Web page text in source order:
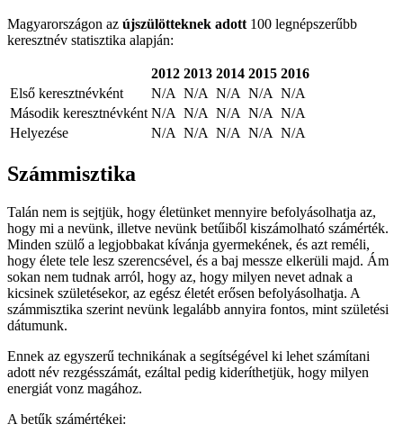
Magyarországon az újszülötteknek adott 100 legnépszerűbb
keresztnév statisztika alapján:
2012 2013 2014 2015 2016
Első keresztnévként
N/A N/A N/A N/A N/A
Második keresztnévként N/A N/A N/A N/A N/A
Helyezése
N/A N/A N/A N/A N/A
Számmisztika
Talán nem is sejtjük, hogy életünket mennyire befolyásolhatja az,
hogy mi a nevünk, illetve nevünk betűiből kiszámolható számérték.
Minden szülő a legjobbakat kívánja gyermekének, és azt reméli,
hogy élete tele lesz szerencsével, és a baj messze elkerüli majd. Ám
sokan nem tudnak arról, hogy az, hogy milyen nevet adnak a
kicsinek születésekor, az egész életét erősen befolyásolhatja. A
számmisztika szerint nevünk legalább annyira fontos, mint születési
dátumunk.
Ennek az egyszerű technikának a segítségével ki lehet számítani
adott név rezgésszámát, ezáltal pedig kideríthetjük, hogy milyen
energiát vonz magához.
A betűk számértékei: